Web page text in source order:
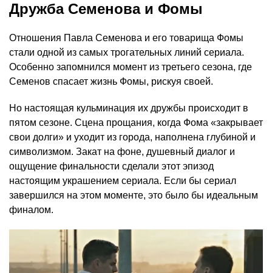
Дружба Семенова и Фомы
Отношения Павла Семенова и его товарища Фомы
стали одной из самых трогательных линий сериала.
Особенно запомнился момент из третьего сезона, где
Семенов спасает жизнь Фомы, рискуя своей.
Но настоящая кульминация их дружбы происходит в
пятом сезоне. Сцена прощания, когда Фома «закрывает
свои долги» и уходит из города, наполнена глубиной и
символизмом. Закат на фоне, душевный диалог и
ощущение финальности сделали этот эпизод
настоящим украшением сериала. Если бы сериал
завершился на этом моменте, это было бы идеальным
финалом.